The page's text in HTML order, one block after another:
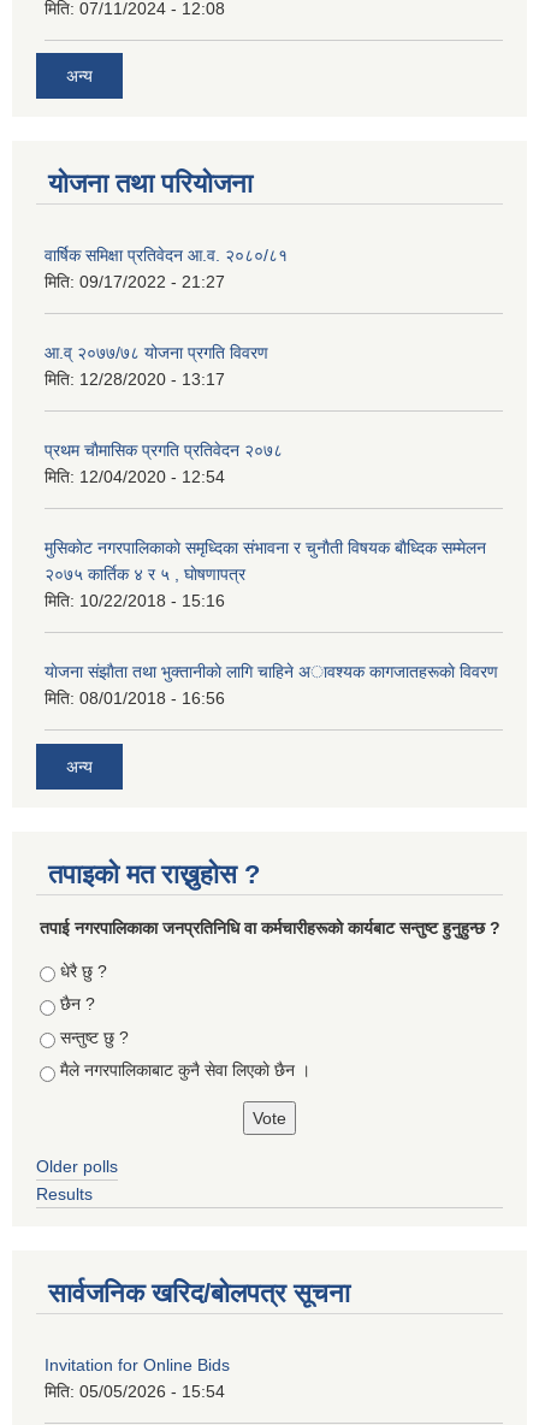
मिति: 07/11/2024 - 12:08
अन्य
योजना तथा परियोजना
वार्षिक समिक्षा प्रतिवेदन आ.व. २०८०/८१
मिति: 09/17/2022 - 21:27
आ.व् २०७७/७८ योजना प्रगति विवरण
मिति: 12/28/2020 - 13:17
प्रथम चाैमासिक प्रगति प्रतिवेदन २०७८
मिति: 12/04/2020 - 12:54
मुसिकाेट नगरपालिकाकाे समृध्दिका संभावना र चुनाैती विषयक बाैध्दिक सम्मेलन
२०७५ कार्तिक ४ र ५ , घाेषणापत्र
मिति: 10/22/2018 - 15:16
याेजना संझाैता तथा भुक्तानीकाे लागि चाहिने अावश्यक कागजातहरूकाे विवरण
मिति: 08/01/2018 - 16:56
अन्य
तपाइको मत राख्नुहोस ?
तपा‌ई नगरपालिकाका जनप्रतिनिधि वा कर्मचारीहरूकाे कार्यबाट सन्तुष्ट हुनुहुन्छ ?
Choices
धेरै छु ?
छैन ?
सन्तुष्ट छु ?
मैले नगरपालिकाबाट कुनै सेवा लिएकाे छैन ।
Older polls
Results
सार्वजनिक खरिद/बोलपत्र सूचना
Invitation for Online Bids
मिति: 05/05/2026 - 15:54